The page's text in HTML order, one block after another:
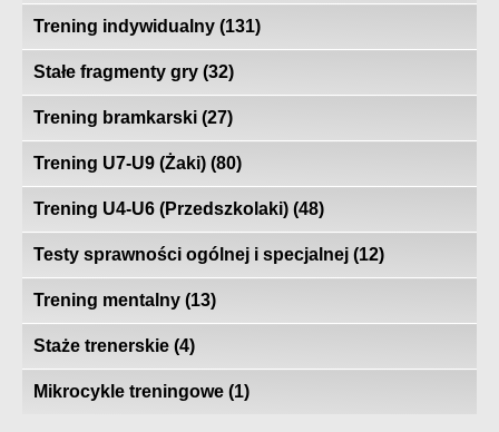
Trening indywidualny (131)
Stałe fragmenty gry (32)
Trening bramkarski (27)
Trening U7-U9 (Żaki) (80)
Trening U4-U6 (Przedszkolaki) (48)
Testy sprawności ogólnej i specjalnej (12)
Trening mentalny (13)
Staże trenerskie (4)
Mikrocykle treningowe (1)